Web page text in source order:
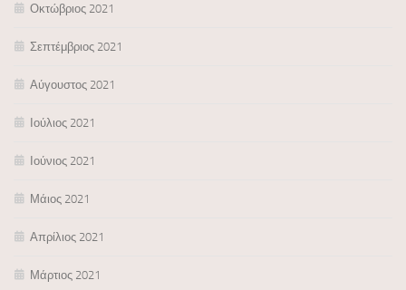
Οκτώβριος 2021
Σεπτέμβριος 2021
Αύγουστος 2021
Ιούλιος 2021
Ιούνιος 2021
Μάιος 2021
Απρίλιος 2021
Μάρτιος 2021